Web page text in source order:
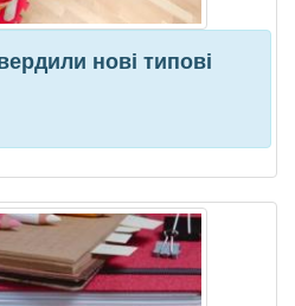
нові типові